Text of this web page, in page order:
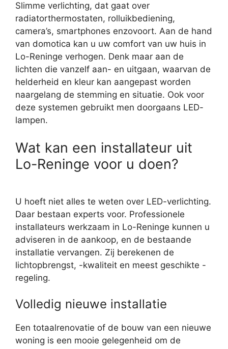
Slimme verlichting, dat gaat over
radiatorthermostaten, rolluikbediening,
camera’s, smartphones enzovoort. Aan de hand
van domotica kan u uw comfort van uw huis in
Lo-Reninge verhogen. Denk maar aan de
lichten die vanzelf aan- en uitgaan, waarvan de
helderheid en kleur kan aangepast worden
naargelang de stemming en situatie. Ook voor
deze systemen gebruikt men doorgaans LED-
lampen.
Wat kan een installateur uit
Lo-Reninge voor u doen?
U hoeft niet alles te weten over LED-verlichting.
Daar bestaan experts voor. Professionele
installateurs werkzaam in Lo-Reninge kunnen u
adviseren in de aankoop, en de bestaande
installatie vervangen. Zij berekenen de
lichtopbrengst, -kwaliteit en meest geschikte -
regeling.
Volledig nieuwe installatie
Een totaalrenovatie of de bouw van een nieuwe
woning is een mooie gelegenheid om de